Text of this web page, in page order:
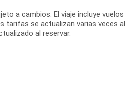
a cambios. El viaje incluye vuelos
tarifas se actualizan varias veces al
al reservar.